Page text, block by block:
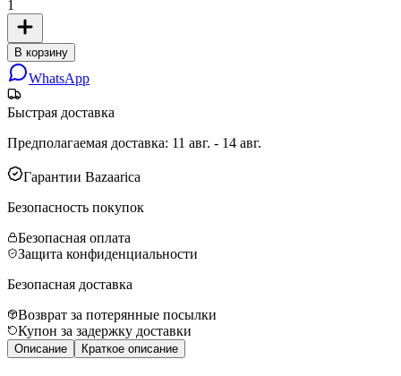
1
В корзину
WhatsApp
Быстрая доставка
Предполагаемая доставка: 11 авг. - 14 авг.
Гарантии Bazaarica
Безопасность покупок
Безопасная оплата
Защита конфиденциальности
Безопасная доставка
Возврат за потерянные посылки
Купон за задержку доставки
Описание Краткое описание